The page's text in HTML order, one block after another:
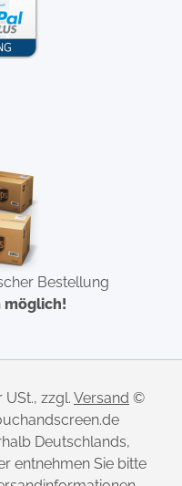
Bestellung
möglich!
USt., zzgl. Versand ©
Deutschlands,
entnehmen Sie bitte